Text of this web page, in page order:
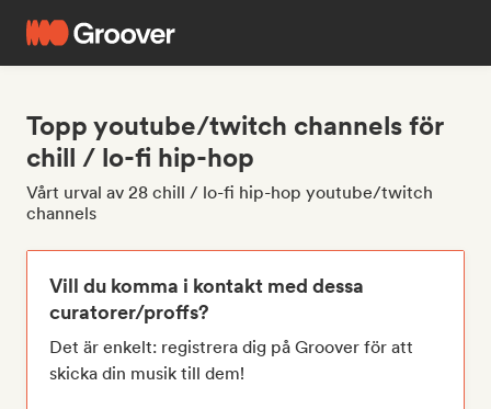
Topp youtube/twitch channels för
chill / lo-fi hip-hop
Vårt urval av 28 chill / lo-fi hip-hop youtube/twitch
channels
Vill du komma i kontakt med dessa
curatorer/proffs?
Det är enkelt: registrera dig på Groover för att
skicka din musik till dem!